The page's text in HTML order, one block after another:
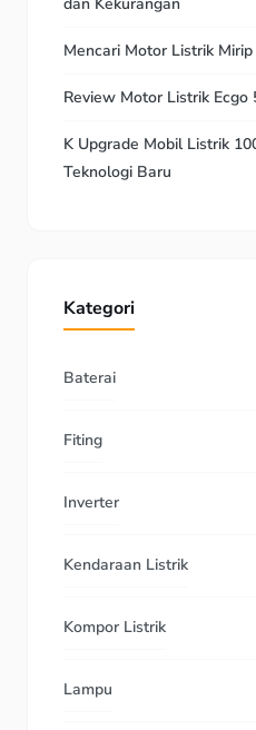
Mencari Motor Listrik
Review Motor Listrik Ecgo
K Upgrade Mobil Listrik
Teknologi Baru
Kategori
Baterai
Fiting
Inverter
Kendaraan Listrik
Kompor Listrik
Lampu